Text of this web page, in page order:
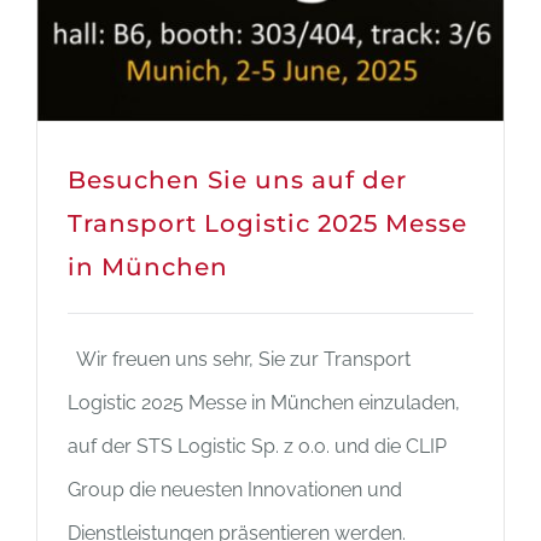
Besuchen Sie uns auf der
Transport Logistic 2025 Messe
in München
Wir freuen uns sehr, Sie zur Transport
Logistic 2025 Messe in München einzuladen,
auf der STS Logistic Sp. z o.o. und die CLIP
Group die neuesten Innovationen und
Dienstleistungen präsentieren werden.